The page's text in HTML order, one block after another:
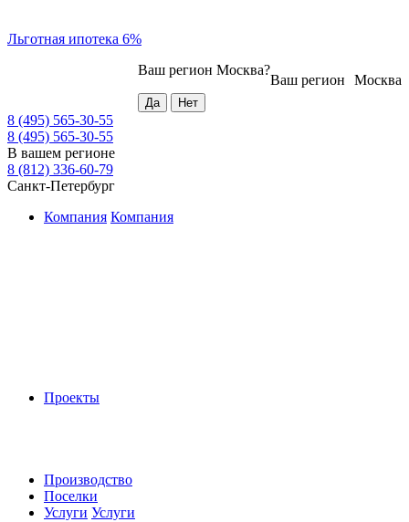
Льготная ипотека 6%
Москва
Ваш регион
Ваш регион Москва?
8 (495) 565-30-55
8 (495) 565-30-55
В вашем регионе
8 (812) 336-60-79
Санкт-Петербург
Компания Компания
Проекты
Производство
Поселки
Услуги Услуги